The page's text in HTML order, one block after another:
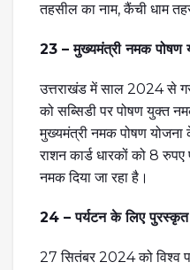
तहसील का नाम, कैंची धाम
23 – मुख्यमंत्री नमक पोषण
उत्तराखंड में साल 2024 से
को सब्सिडी पर पोषण युक्त
मुख्यमंत्री नमक पोषण
राशन कार्ड धारकों को 8
नमक दिया जा रहा है।
24 – पर्यटन के लिए पुरस्कृत
27 सितंबर 2024 को विश्व